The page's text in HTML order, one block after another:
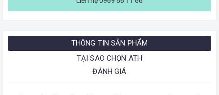
THÔNG TIN SẢN PHẨM
TẠI SAO CHỌN ATH
ĐÁNH GIÁ